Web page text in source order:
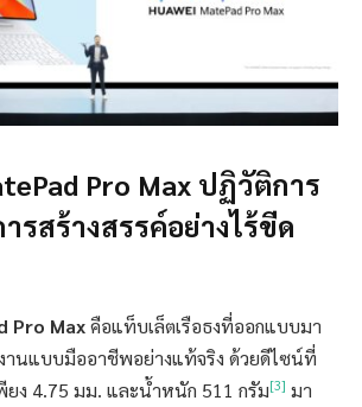
Pro Max ปฏิวัติการ
รสร้างสรรค์อย่างไร้ขีด
Pro Maxคือแท็บเล็ตเรือธงที่ออกแบบมา
านแบบมืออาชีพอย่างแท้จริง ด้วยดีไซน์ที่
ยง 4.75 มม. และน้ำหนัก 511 กรัม[3] มา